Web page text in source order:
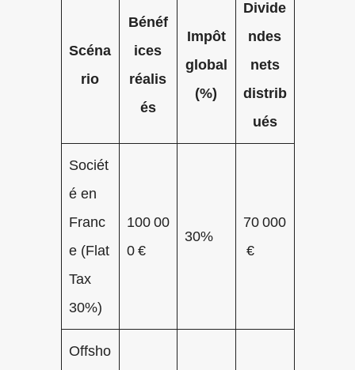
Scéna
rio
Bénéf
ices
réalis
és
Impôt
global
(%)
Divide
ndes
nets
distrib
ués
Sociét
é en
Franc
e (Flat
Tax
30%)
100 00
0 €
30%
70 000
€
Offsho